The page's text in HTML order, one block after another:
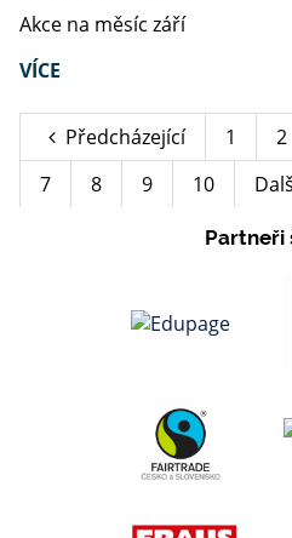
Akce na měsíc září
VÍCE
Předcházející 1 2
7
8 9 10
Partneři